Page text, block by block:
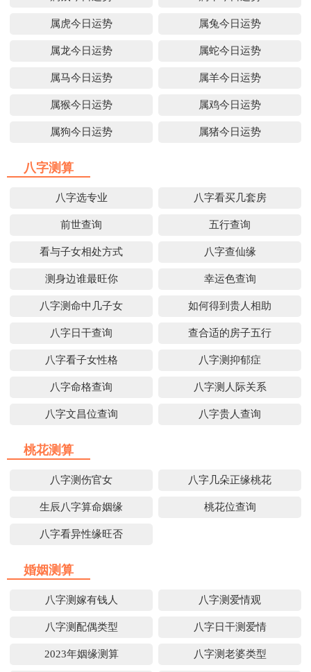
属虎今日运势 属兔今日运势
属龙今日运势 属蛇今日运势
属马今日运势 属羊今日运势
属猴今日运势 属鸡今日运势
属狗今日运势 属猪今日运势
八字测算
八字选专业 八字看买几套房
前世查询 五行查询
看与子女相处方式 八字查仙缘
测身边谁最旺你 幸运色查询
八字测命中几子女 如何得到贵人相助
八字日干查询 查合适的房子五行
八字看子女性格 八字测抑郁症
八字命格查询 八字测人际关系
八字文昌位查询 八字贵人查询
桃花测算
八字测伤官女 八字几朵正缘桃花
生辰八字算命姻缘 桃花位查询
八字看异性缘旺否
婚姻测算
八字测嫁有钱人 八字测爱情观
八字测配偶类型 八字日干测爱情
2023年姻缘测算 八字测老婆类型